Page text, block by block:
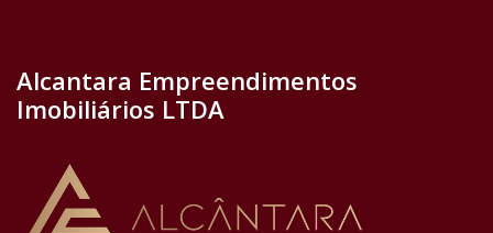
Alcantara Empreendimentos
Imobiliários LTDA